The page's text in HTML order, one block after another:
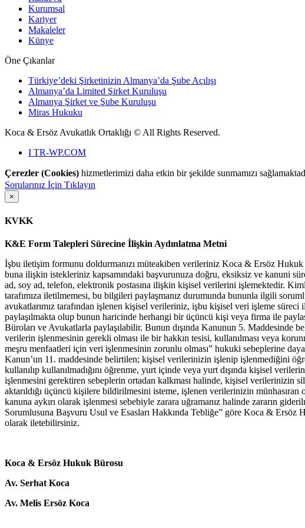
Kurumsal
Kariyer
Makaleler
Künye
Öne Çıkanlar
Türkiye’deki Şirketinizin Almanya’da Şube Açılışı
Almanya’da Limited Şirket Kuruluşu
Almanya Şirket ve Şube Kuruluşu
Miras Hukuku
Koca & Ersöz Avukatlık Ortaklığı © All Rights Reserved.
I TR-WP.COM
Çerezler (Cookies) hizmetlerimizi daha etkin bir şekilde sunmamızı
Sorularınız İçin Tıklayın
×
KVKK
K&E Form Talepleri Sürecine İlişkin Aydınlatma Metni
İşbu iletişim formunu doldurmanızı müteakiben verileriniz Koca & Ersöz
buna ilişkin istekleriniz kapsamındaki başvurunuza doğru, eksiksiz ve kanuni
ad, soy ad, telefon, elektronik postasına ilişkin kişisel verilerini işlemektedir.
tarafımıza iletilmemesi, bu bilgileri paylaşmanız durumunda bununla ilgili
avukatlarımız tarafından işlenen kişisel verileriniz, işbu kişisel veri işleme
paylaşılmakta olup bunun haricinde herhangi bir üçüncü kişi veya firma ile
Büroları ve Avukatlarla paylaşılabilir. Bunun dışında Kanunun 5. Maddesinde
verilerin işlenmesinin gerekli olması ile bir hakkın tesisi, kullanılması veya
meşru menfaatleri için veri işlenmesinin zorunlu olması” hukuki sebeplerine
Kanun’un 11. maddesinde belirtilen; kişisel verilerinizin işlenip işlenmediğini
kullanılıp kullanılmadığını öğrenme, yurt içinde veya yurt dışında kişisel
işlenmesini gerektiren sebeplerin ortadan kalkması halinde, kişisel
aktarıldığı üçüncü kişilere bildirilmesini isteme, işlenen verilerinizin
kanuna aykırı olarak işlenmesi sebebiyle zarara uğramanız halinde zararın
Sorumlusuna Başvuru Usul ve Esasları Hakkında Tebliğe” göre Koca &
olarak iletebilirsiniz.
Koca & Ersöz Hukuk Bürosu
Av. Serhat Koca
Av. Melis Ersöz Koca